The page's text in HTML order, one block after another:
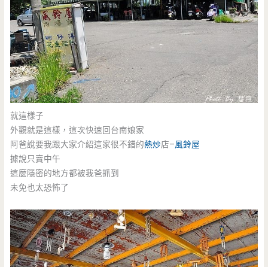
就這樣子
外觀就是這樣，這次快速回台南娘家
阿爸說要我跟大家介紹這家很不錯的熱炒店–風鈴屋
據說只賣中午
這麼隱密的地方都被我爸抓到
未免也太恐怖了